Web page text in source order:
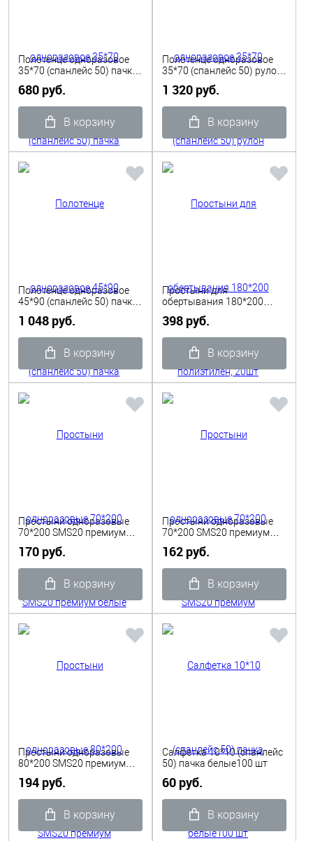
Полотенце одноразовое
35*70 (спанлейс 50) пачка
680 руб.
В корзину
Полотенце одноразовое
35*70 (спанлейс 50) рулон
1 320 руб.
В корзину
Полотенце одноразовое
45*90 (спанлейс 50) пачка
1 048 руб.
В корзину
Простыни для
обертывания 180*200
398 руб.
В корзину
Простыни одноразовые
70*200 SMS20 премиум
170 руб.
В корзину
Простыни одноразовые
70*200 SMS20 премиум
162 руб.
В корзину
Простыни одноразовые
80*200 SMS20 премиум
194 руб.
В корзину
Салфетка 10*10 (спанлейс
50) пачка белые100 шт
60 руб.
В корзину